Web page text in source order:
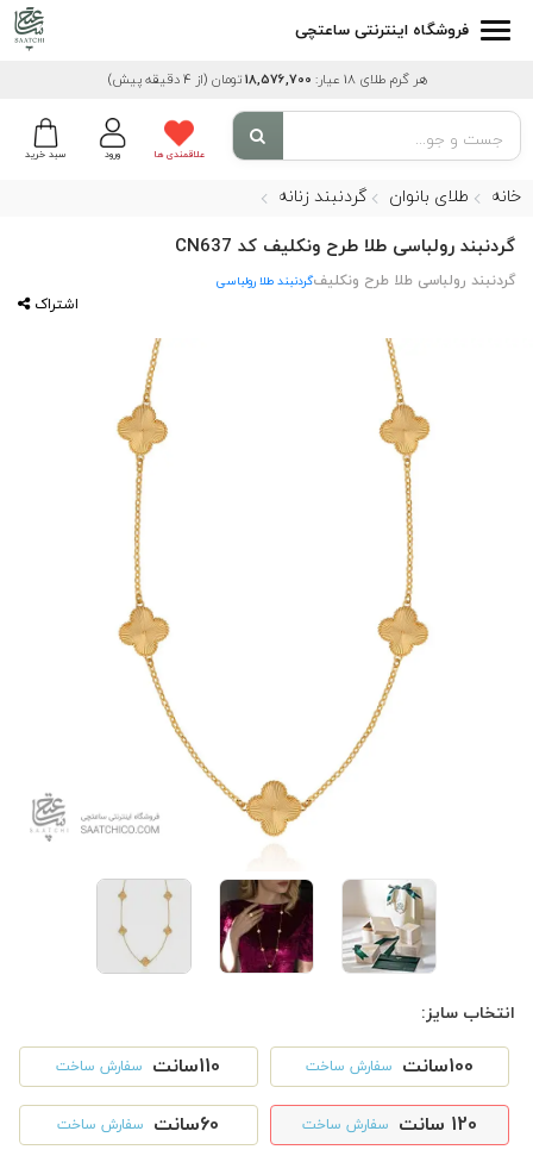
فروشگاه اینترنتی ساعتچی
هر گرم طلای 18 عیار: 18,576,700 تومان (از 4 دقیقه پیش)
سبد خرید ورود علاقمندی ها
خانه طلای بانوان گردنبند زنانه
گردنبند رولباسی طلا طرح ونکلیف کد CN637
گردنبند رولباسی طلا طرح ونکلیفگردنبند طلا رولباسی
اشتراک
انتخاب سایز:
100سانت سفارش ساخت 110سانت سفارش ساخت
120 سانت سفارش ساخت 60سانت سفارش ساخت